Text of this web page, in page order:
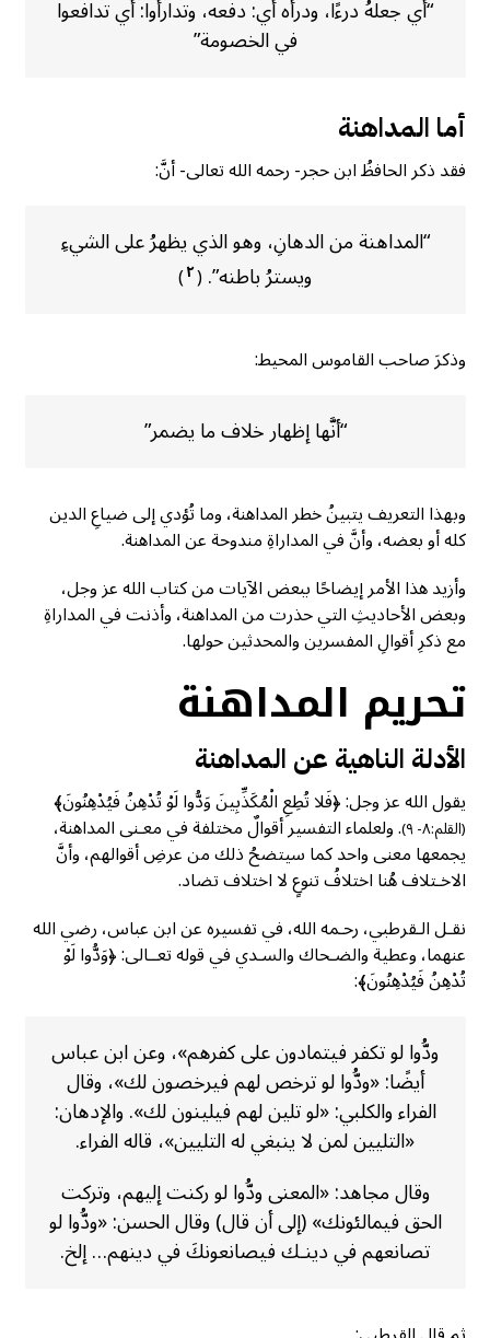
“أي جعلهُ درءًا، ودرأه أي: دفعه، وتدارأوا: أي تدافعوا
في الخصومة”
أما المداهنة
فقد ذكر الحافظُ ابن حجر- رحمه الله تعالى- أنَّ:
“المداهنة من الدهانِ، وهو الذي يظهرُ على الشيءِ
ويسترُ باطنه”.(٢)
وذكرَ صاحب القاموس المحيط:
“أنَّها إظهار خلاف ما يضمر”
وبهذا التعريف يتبينُ خطر المداهنة، وما تُؤدي إلى ضياعِ الدين
كله أو بعضه، وأنَّ في المداراةِ مندوحة عن المداهنة.
وأزيد هذا الأمر إيضاحًا ببعض الآيات من كتاب الله عز وجل،
وبعض الأحاديثِ التي حذرت من المداهنة، وأذنت في المداراةِ
مع ذكرِ أقوالِ المفسرين والمحدثين حولها.
تحريم المداهنة
الأدلة الناهية عن المداهنة
يقول الله عز وجل: ﴿فَلا تُطِعِ الْمُكَذِّبِينَ وَدُّوا لَوْ تُدْهِنُ فَيُدْهِنُونَ﴾
(القلم:٨- ٩) . ولعلماء التفسير أقوالٌ مختلفة في معـنى المداهنة،
يجمعها معنى واحد كما سيتضحُ ذلك من عرضِ أقوالهم، وأنَّ
الاخـتلاف هُنا اختلافُ تنوعٍ لا اختلاف تضاد.
نقـل الـقرطبي، رحـمه الله، في تفسيره عن ابن عباس، رضي الله
عنهما، وعطية والضـحاك والسـدي في قوله تعــالى: ﴿وَدُّوا لَوْ
تُدْهِنُ فَيُدْهِنُونَ﴾:
ودُّوا لو تكفر فيتمادون على كفرهم»، وعن ابن عباس
أيضًا: «ودُّوا لو ترخص لهم فيرخصون لك»، وقال
الفراء والكلبي: «لو تلين لهم فيلينون لك». والإدهان:
«التليين لمن لا ينبغي له التليين»، قاله الفراء.
وقال مجاهد: «المعنى ودُّوا لو ركنت إليهم، وتركت
الحق فيمالئونك» (إلى أن قال) وقال الحسن: «ودُّوا لو
تصانعهم في دينـك فيصانعونكَ في دينهم… إلخ.